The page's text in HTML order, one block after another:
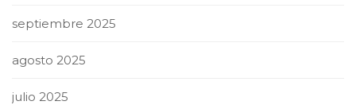
septiembre 2025
agosto 2025
julio 2025